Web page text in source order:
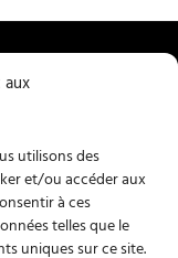
utilisons des
et/ou accéder aux
à ces
telles que le
uniques sur ce site.